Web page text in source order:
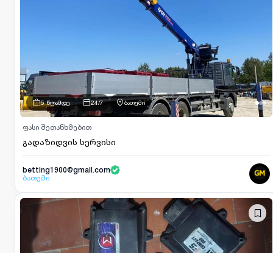
5 წლამდე 24/7 ბათუმი
გადაზიდვის სერვისი
ფასი შეთანხმებით
betting1900@gmail.com
ბათუმი